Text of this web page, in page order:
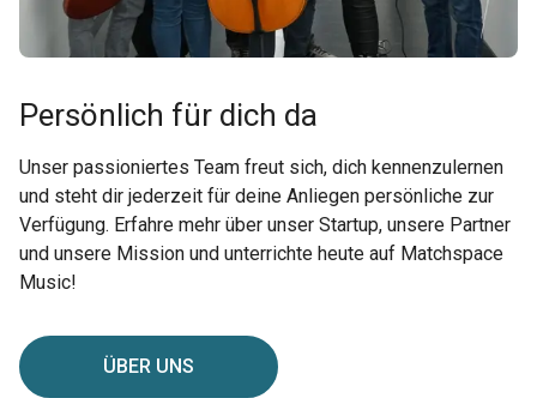
Persönlich für dich da
Unser passioniertes Team freut sich, dich kennenzulernen
und steht dir jederzeit für deine Anliegen persönliche zur
Verfügung. Erfahre mehr über unser Startup, unsere Partner
und unsere Mission und unterrichte heute auf Matchspace
Music!
ÜBER UNS